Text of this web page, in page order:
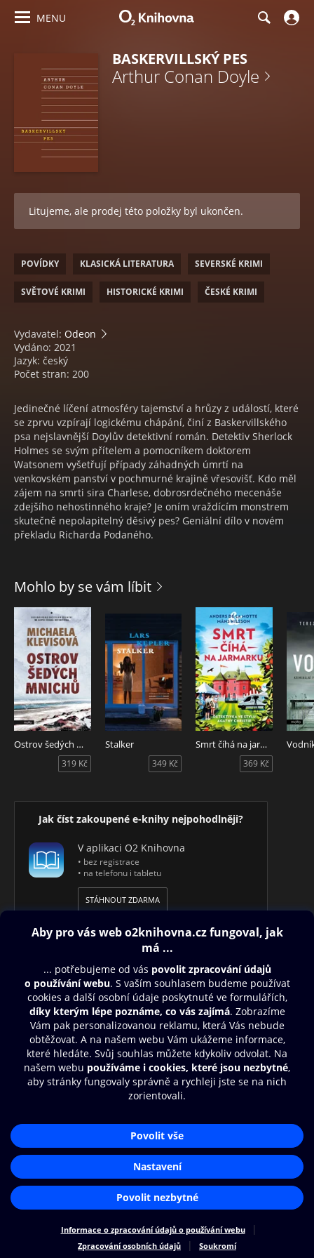
MENU
BASKERVILLSKÝ PES
Arthur Conan Doyle
Litujeme, ale prodej této položky byl ukončen.
POVÍDKY KLASICKÁ LITERATURA SEVERSKÉ KRIMI
SVĚTOVÉ KRIMI HISTORICKÉ KRIMI ČESKÉ KRIMI
Vydavatel: Odeon
Vydáno: 2021
Jazyk: český
Počet stran: 200
Jedinečné líčení atmosféry tajemství a hrůzy z událostí, které
se zprvu vzpírají logickému chápání, činí z Baskervillského
psa nejslavnější Doylův detektivní román. Detektiv Sherlock
Holmes se svým přítelem a pomocníkem doktorem
Watsonem vyšetřují případy záhadných úmrtí na
venkovském panství v pochmurné krajině vřesovišť. Kdo měl
zájem na smrti sira Charlese, dobrosrdečného mecenáše
zdejšího nehostinného kraje? Je oním vraždícím monstrem
skutečně nepolapitelný děsivý pes? Geniální dílo v novém
překladu Richarda Podaného.
Mohlo by se vám líbit
Ostrov šedých mnichů
319 Kč
Stalker
349 Kč
Smrt číhá na jarmarku
369 Kč
Jak číst zakoupené e-knihy nejpohodlněji?
V aplikaci O2 Knihovna
• bez registrace
• na telefonu i tabletu
STÁHNOUT ZDARMA
Obsah ke stažení
Moje O2 Knihovna
Další zábava
Nákupní řád
Přístupnost
Zásady zpracování osobních údajů
Cookies
Nastavení cookies
Aplikace O2 Knihovna
Čti a poslouchej své e-knihy a
audioknihy rychleji a pohodlněji.